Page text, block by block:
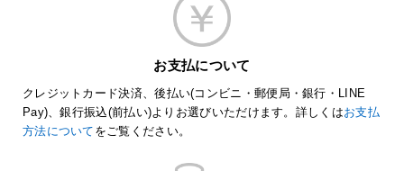
お支払について
クレジットカード決済、後払い(コンビニ・郵便局・銀行・LINE
Pay)、銀行振込(前払い)よりお選びいただけます。詳しくはお支払
方法について をご覧ください。